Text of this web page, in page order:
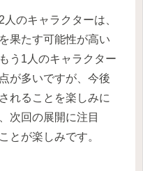
のキャラクターは、
果たす可能性が高い
う1人のキャラクター
が多いですが、今後
れることを楽しみに
次回の展開に注目
とが楽しみです。